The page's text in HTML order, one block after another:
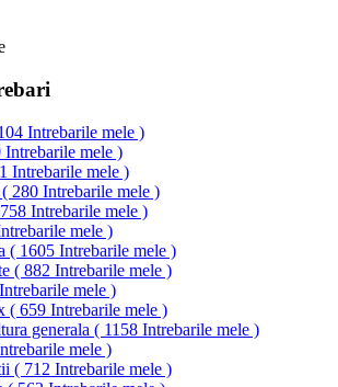
Intrebarile mele )
Intrebarile mele )
Intrebarile mele )
( 280 Intrebarile mele )
Intrebarile mele )
mele )
( 1605 Intrebarile mele )
( 882 Intrebarile mele )
mele )
( 659 Intrebarile mele )
generala ( 1158 Intrebarile mele )
mele )
( 712 Intrebarile mele )